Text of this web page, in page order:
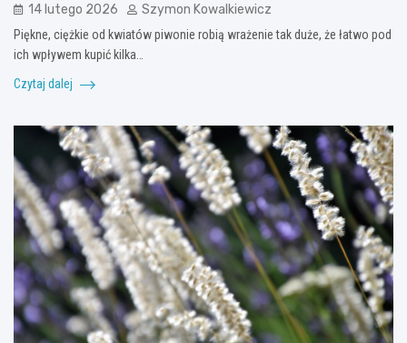
14 lutego 2026 Szymon Kowalkiewicz
Piękne, ciężkie od kwiatów piwonie robią wrażenie tak duże, że łatwo pod
ich wpływem kupić kilka…
Czytaj dalej